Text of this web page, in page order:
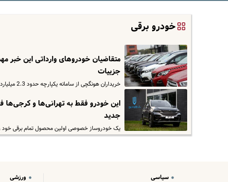
خودرو برقی
متقاضیان خودروهای وارداتی این خبر
جزییات
خریداران هونگچی از سامانه یکپارچه حدود 2.3 میلیارد تومان سود می‌برند. قیمت عرضه این خودرو در سامانه 2 میلیارد و 700…
این خودرو فقط به تهرانی‌ها و کرجی‌ها
جدید
یک خودروساز خصوصی اولین محصول تمام برقی خود
سیاسی
ورزشی